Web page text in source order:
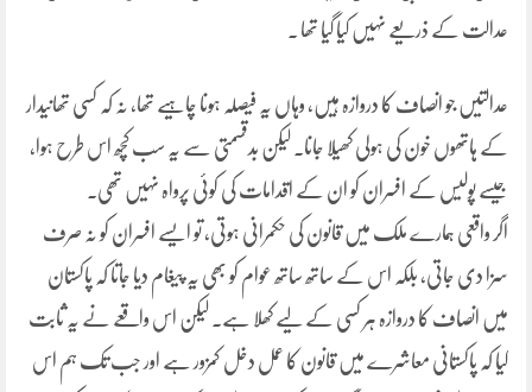
عدالت کے ذریعے نہیں کیا گیا تھا ۔
عدالتیں جو انصاف کا دروازہ ہیں، وہاں یہ فیصلہ ہونا چاہیے تھا، نہ کہ کسی تھانیدار
کے ہاتھوں خون کی ہولی کھیلا جانا۔ لیکن بدقسمتی سے یہ سب کچھ اس طرح ہوا،
جیسے پولیس کے افسران کو ان کے اقدامات کی کوئی پرواہ نہیں تھی۔
اگر واقعی ہمارے ملک میں قانون کی حکمرانی ہوتی، تو ایسے افسران کو نہ صرف
سزا دی جاتی، بلکہ اس کے ساتھ ساتھ عوام کو بھی یہ پیغام دیا جاتا کہ پاکستان
میں انصاف کا دروازہ ہر کسی کے لیے کھلا ہے۔ لیکن اس واقعے نے یہ ثابت
کیا کہ پاکستانی معاشرے میں قانون کا عمل دخل کمزور ہے اور جب تک ہم اس